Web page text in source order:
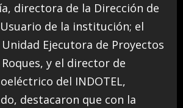
directora de la Dirección de
de la institución; el
Ejecutora de Proyectos
Roques, y el director de
del INDOTEL,
destacaron que con la